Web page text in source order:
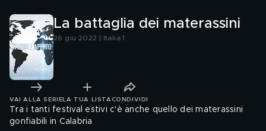
La battaglia dei materassini
26 giu 2022 | Italia 1
VAI ALLA SERIE LA TUA LISTA CONDIVIDI
Tra i tanti festival estivi c'è anche quello dei materassini
gonfiabili in Calabria